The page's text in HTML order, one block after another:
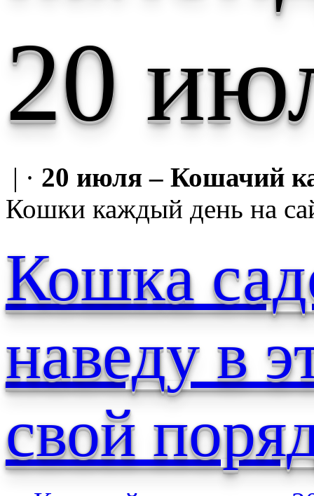
20
| · 20 июля – Кошачий
Кошки каждый день на
Кошка
наведу в
свой